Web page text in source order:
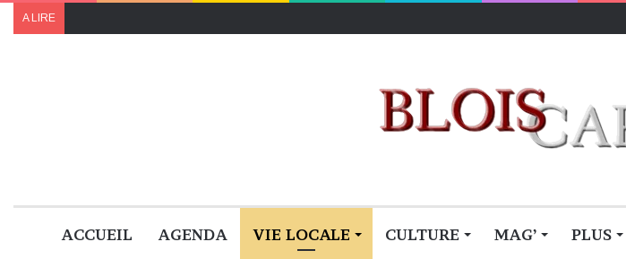
A LIRE
ACCUEIL AGENDA VIE LOCALE CULTURE MAG’ PLUS